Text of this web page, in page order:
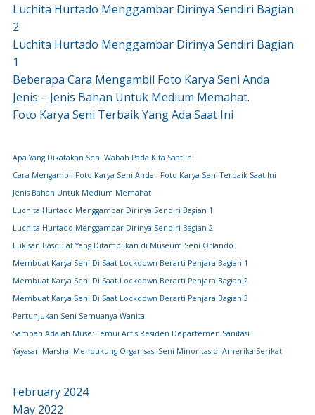
Luchita Hurtado Menggambar Dirinya Sendiri Bagian
2
Luchita Hurtado Menggambar Dirinya Sendiri Bagian
1
Beberapa Cara Mengambil Foto Karya Seni Anda
Jenis – Jenis Bahan Untuk Medium Memahat.
Foto Karya Seni Terbaik Yang Ada Saat Ini
Apa Yang Dikatakan Seni Wabah Pada Kita Saat Ini
Cara Mengambil Foto Karya Seni Anda
Foto Karya Seni Terbaik Saat Ini
Jenis Bahan Untuk Medium Memahat
Luchita Hurtado Menggambar Dirinya Sendiri Bagian 1
Luchita Hurtado Menggambar Dirinya Sendiri Bagian 2
Lukisan Basquiat Yang Ditampilkan di Museum Seni Orlando
Membuat Karya Seni Di Saat Lockdown Berarti Penjara Bagian 1
Membuat Karya Seni Di Saat Lockdown Berarti Penjara Bagian 2
Membuat Karya Seni Di Saat Lockdown Berarti Penjara Bagian 3
Pertunjukan Seni Semuanya Wanita
Sampah Adalah Muse: Temui Artis Residen Departemen Sanitasi
Yayasan Marshal Mendukung Organisasi Seni Minoritas di Amerika Serikat
February 2024
May 2022